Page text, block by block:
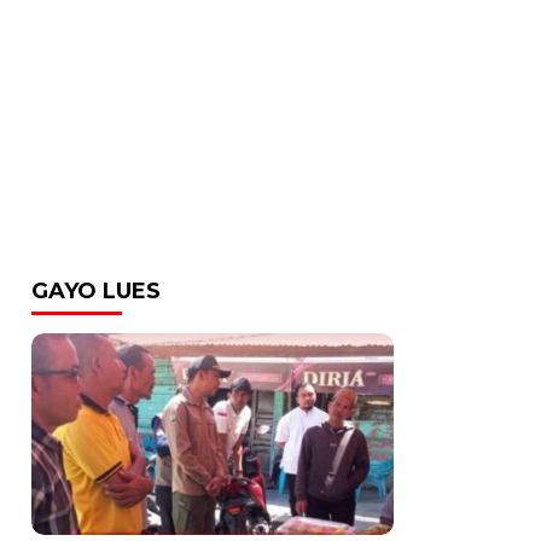
GAYO LUES